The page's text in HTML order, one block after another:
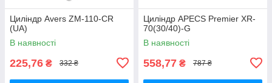
Циліндр Avers ZM-110-CR
(UA)
В наявності
225,76 ₴ 332 ₴
Циліндр APECS Premier XR-
70(30/40)-G
В наявності
558,77 ₴ 787 ₴